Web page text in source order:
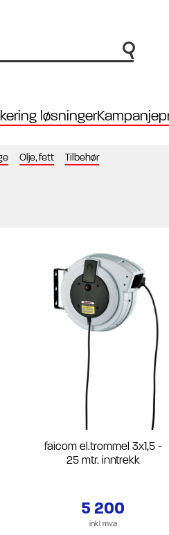
løsninger
Olje, fett Tilbehør
faicom el.trommel 3x1,5 -
25 mtr. inntrekk
5 200
inkl mva